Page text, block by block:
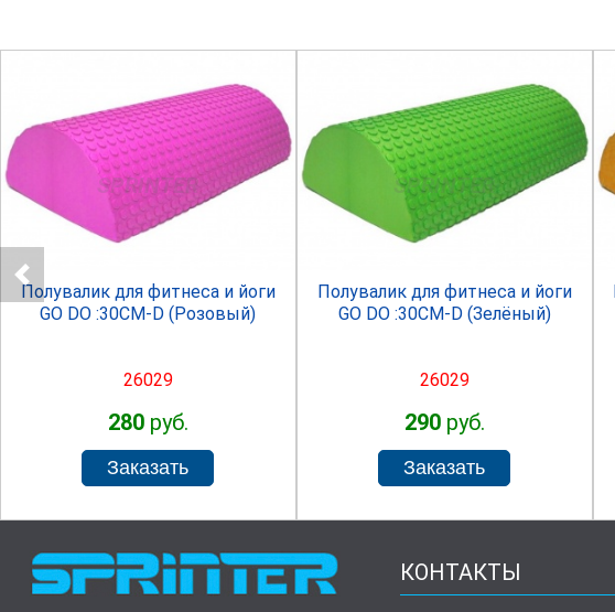
SPRINTER
Полувалик для фитнеса и йоги
GO DO :30СМ-D (Розовый)
26029
280руб.
SPRINTER
Полувалик для фитнеса и йоги
GO DO :30СМ-D (Зелёный)
26029
290руб.
КОНТАКТЫ